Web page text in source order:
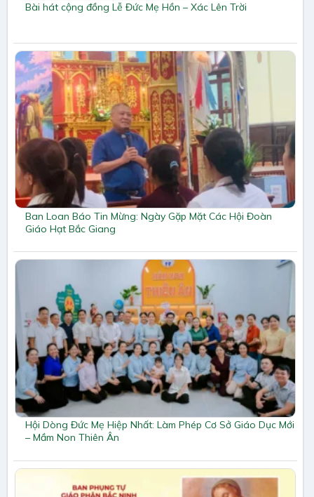
Bài hát cộng đồng Lễ Đức Mẹ Hồn – Xác Lên Trời
Ban Loan Báo Tin Mừng: Ngày Gặp Mặt Các Hội Đoàn
Giáo Hạt Bắc Giang
Hội Dòng Đức Mẹ Hiệp Nhất: Làm Phép Cơ Sở Giáo Dục Mới
– Mầm Non Thiên Ân